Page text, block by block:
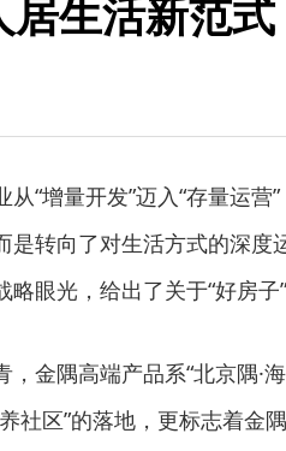
生活新范式
从“增量开发”迈入“存量运
是转向了对生活方式的深度
眼光，给出了关于“好房子
，金隅高端产品系“北京隅·
社区”的落地，更标志着金